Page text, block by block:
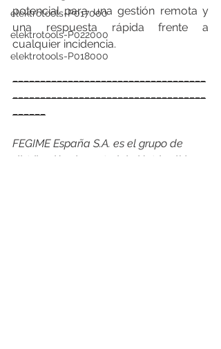
elektrotools-P017000
elektrotools-P022000
elektrotools-P018000
potencial para una gestión remota y
una respuesta rápida frente a
cualquier incidencia.
FEGIME España S.A. es el grupo de
distribución de material eléctrico líder